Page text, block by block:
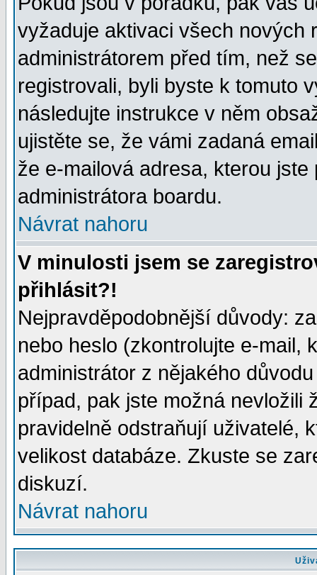
vyžaduje aktivaci všech nových
administrátorem před tím, než
registrovali, byli byste k tomuto
následujte instrukce v něm
ujistěte se, že vámi zadaná
že e-mailová adresa, kterou
administrátora boardu.
Návrat nahoru
V minulosti jsem se
přihlásit?!
Nejpravděpodobnější důvody:
nebo heslo (zkontrolujte e-mail,
administrátor z nějakého
případ, pak jste možná nevložili
pravidelně odstraňují uživatelé,
velikost databáze. Zkuste se
diskuzí.
Návrat nahoru